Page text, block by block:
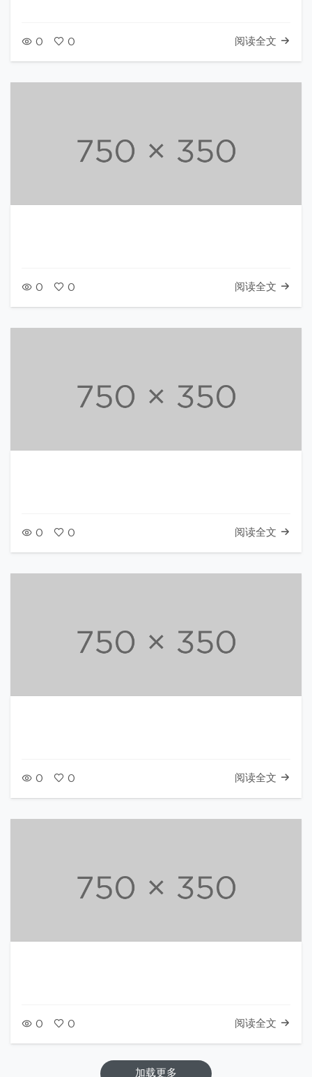
0 0 阅读全文
0 0 阅读全文
0 0 阅读全文
0 0 阅读全文
0 0 阅读全文
加载更多